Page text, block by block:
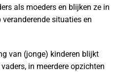
als moeders en blijken ze in
situaties en
van (jonge) kinderen blijkt
in meerdere opzichten